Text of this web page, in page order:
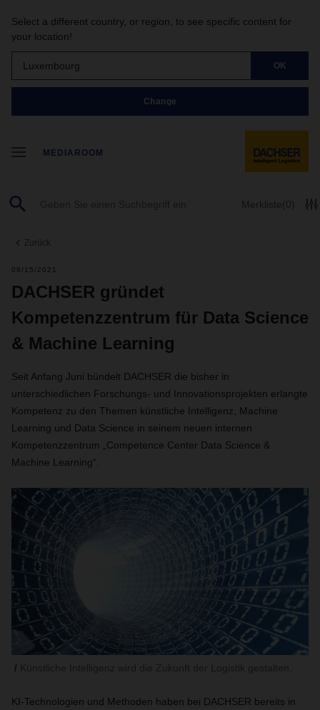
Select a different country, or region, to see specific content for
your location!
Luxembourg OK
Change
MEDIAROOM
Merkliste(0)
Zurück
09/15/2021
DACHSER gründet
Kompetenzzentrum für Data Science
& Machine Learning
Seit Anfang Juni bündelt DACHSER die bisher in
unterschiedlichen Forschungs- und Innovationsprojekten erlangte
Kompetenz zu den Themen künstliche Intelligenz, Machine
Learning und Data Science in seinem neuen internen
Kompetenzzentrum „Competence Center Data Science &
Machine Learning“.
KI-Technologien und Methoden haben bei DACHSER bereits in